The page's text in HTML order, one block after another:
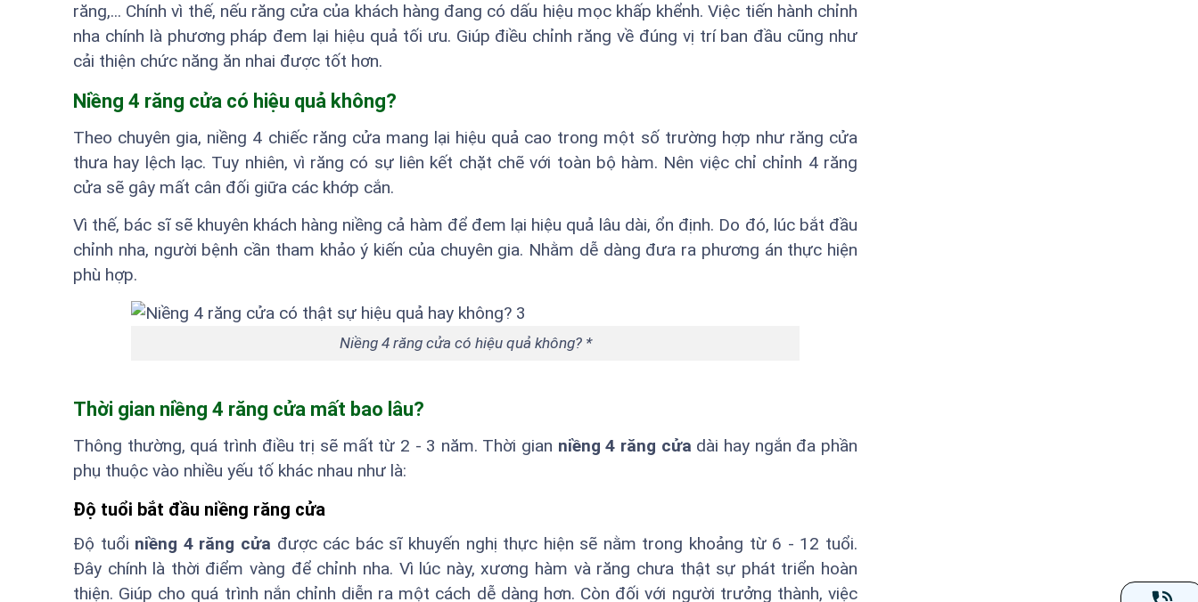
răng,... Chính vì thế, nếu răng cửa của khách hàng đang có dấu hiệu mọc khấp khểnh. Việc tiến hành chỉnh
nha chính là phương pháp đem lại hiệu quả tối ưu. Giúp điều chỉnh răng về đúng vị trí ban đầu cũng như
cải thiện chức năng ăn nhai được tốt hơn.
Niềng 4 răng cửa có hiệu quả không?
Theo chuyên gia, niềng 4 chiếc răng cửa mang lại hiệu quả cao trong một số trường hợp như răng cửa
thưa hay lệch lạc. Tuy nhiên, vì răng có sự liên kết chặt chẽ với toàn bộ hàm. Nên việc chỉ chỉnh 4 răng
cửa sẽ gây mất cân đối giữa các khớp cắn.
Vì thế, bác sĩ sẽ khuyên khách hàng niềng cả hàm để đem lại hiệu quả lâu dài, ổn định. Do đó, lúc bắt đầu
chỉnh nha, người bệnh cần tham khảo ý kiến của chuyên gia. Nhằm dễ dàng đưa ra phương án thực hiện
phù hợp.
Niềng 4 răng cửa có hiệu quả không? *
Thời gian niềng 4 răng cửa mất bao lâu?
Thông thường, quá trình điều trị sẽ mất từ 2 - 3 năm. Thời gian niềng 4 răng cửa dài hay ngắn đa phần
phụ thuộc vào nhiều yếu tố khác nhau như là:
Độ tuổi bắt đầu niềng răng cửa
Độ tuổi niềng 4 răng cửa được các bác sĩ khuyến nghị thực hiện sẽ nằm trong khoảng từ 6 - 12 tuổi.
Đây chính là thời điểm vàng để chỉnh nha. Vì lúc này, xương hàm và răng chưa thật sự phát triển hoàn
thiện. Giúp cho quá trình nắn chỉnh diễn ra một cách dễ dàng hơn. Còn đối với người trưởng thành, việc